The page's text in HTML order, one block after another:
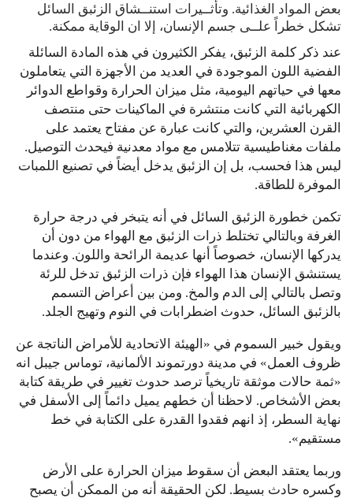
بعض المواد الغذائية. وتأثــيرات استنــشاق الزئبق السائل
تشكل خطراً علــى جسم الإنسان، إلا ان الوقاية ممكنة.
عند ذكر كلمة الزئبق، يفكر الكثيرون في هذه المادة السائلة
الفضية اللون الموجودة في العديد من الأجهزة التي يتعاملون
معها في حياتهم اليومية، مثل ميزان الحرارة وقواطع الدوائر
الكهربائية التي كانت منتشرة في الماكينات حتى منتصف
القرن العشرين، والتي كانت عبارة عن مفتاح يعتمد على
ملفات مغناطيسية تتلامس مع مواد معدنية فيحدث التوصيل.
ليس هذا فحسب، بل إن الزئبق يدخل أيضاً في تصنيع اللمبات
الموفرة للطاقة.
تكمن خطورة الزئبق السائل في أنه يتبخر في درجة حرارة
الغرفة وبالتالي تختلط ذرات الزئبق مع الهواء من دون أن
يدركها الإنسان، خصوصاً أنها عديمة الرائحة واللون. وعندما
يستنشق الإنسان هذا الهواء فإن ذرات الزئبق تدخل للرئة
وتصل بالتالي إلى الدم والمخ. ومن بين أعراض التسمم
بالزئبق السائل، حدوث اضطرابات في النوم وتهيج الجلد.
ويقول خبير السموم في «الهيئة الاتحادية للأمراض الناتجة عن
ظروف العمل» في مدينة دورتموند الألمانية، توماس جيبل انه
«ثمة حالات موثقة تاريخياً ترصد حدوث تغيير في طريقة كتابة
بعض الأشخاص. لاحظنا أن خطهم يميل دائماً إلى الأسفل في
نهاية السطر، إذ انهم فقدوا القدرة على الكتابة في خط
مستقيم».
وربما يعتقد البعض أن سقوط ميزان الحرارة على الأرض
وكسره حادث بسيط. لكن الحقيقة أنه من الممكن أن يصبح